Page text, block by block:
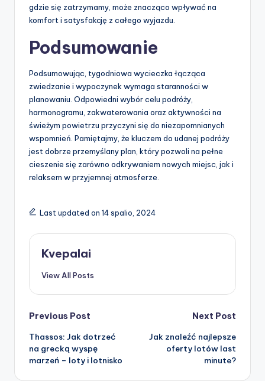
gdzie się zatrzymamy, może znacząco wpływać na
komfort i satysfakcję z całego wyjazdu.
Podsumowanie
Podsumowując, tygodniowa wycieczka łącząca
zwiedzanie i wypoczynek wymaga staranności w
planowaniu. Odpowiedni wybór celu podróży,
harmonogramu, zakwaterowania oraz aktywności na
świeżym powietrzu przyczyni się do niezapomnianych
wspomnień. Pamiętajmy, że kluczem do udanej podróży
jest dobrze przemyślany plan, który pozwoli na pełne
cieszenie się zarówno odkrywaniem nowych miejsc, jak i
relaksem w przyjemnej atmosferze.
Last updated on 14 spalio, 2024
Kvepalai
View All Posts
Post
navigation
Previous Post
Thassos: Jak dotrzeć
na grecką wyspę
marzeń – loty i lotnisko
Next Post
Jak znaleźć najlepsze
oferty lotów last
minute?